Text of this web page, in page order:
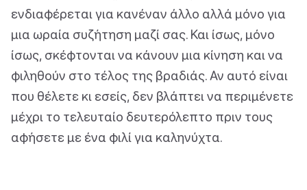
ενδιαφέρεται για κανέναν άλλο αλλά μόνο για
μια ωραία συζήτηση μαζί σας. Και ίσως, μόνο
ίσως, σκέφτονται να κάνουν μια κίνηση και να
φιληθούν στο τέλος της βραδιάς. Αν αυτό είναι
που θέλετε κι εσείς, δεν βλάπτει να περιμένετε
μέχρι το τελευταίο δευτερόλεπτο πριν τους
αφήσετε με ένα φιλί για καληνύχτα.